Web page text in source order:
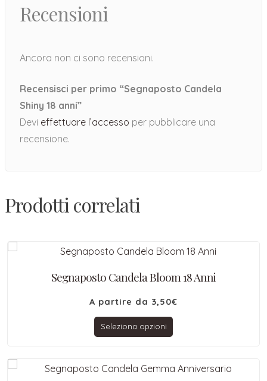
Recensioni
Ancora non ci sono recensioni.
Recensisci per primo “Segnaposto Candela
Shiny 18 anni”
Devi effettuare l’accesso per pubblicare una
recensione.
Prodotti correlati
Segnaposto Candela Bloom 18 Anni
A partire da 3,50€
Seleziona opzioni